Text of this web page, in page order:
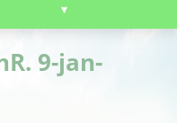
9-jan-